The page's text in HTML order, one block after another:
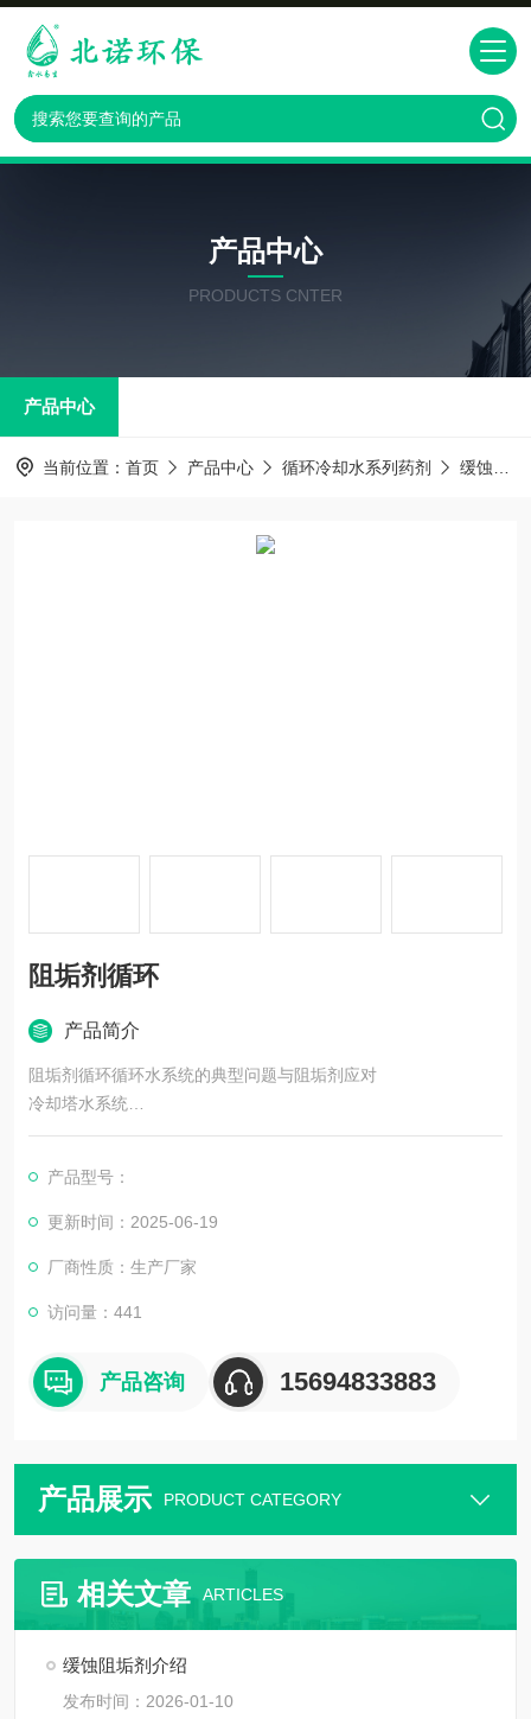
产品中心
PRODUCTS CNTER
产品中心
当前位置： 首页 产品中心 循环冷却水系列药剂 缓蚀阻垢剂
阻垢剂循环
产品简介
阻垢剂循环循环水系统的典型问题与阻垢剂应对
冷却塔水系统
温易滋生藻类。
并配合杀菌灭藻剂。
问题：高温下硅酸盐、硫酸盐易结垢，可能导致爆管风险。
问题：进水中的
产品型号：
更新时间：2025-06-19
厂商性质：生产厂家
访问量：441
产品咨询 15694833883
产品展示 PRODUCT CATEGORY
相关文章 ARTICLES
缓蚀阻垢剂介绍
发布时间：2026-01-10